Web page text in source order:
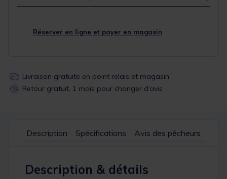
Réserver en ligne et payer en magasin
Livraison gratuite en point relais et magasin
Retour gratuit, 1 mois pour changer d’avis
Description Spécifications Avis des pêcheurs
Description & détails